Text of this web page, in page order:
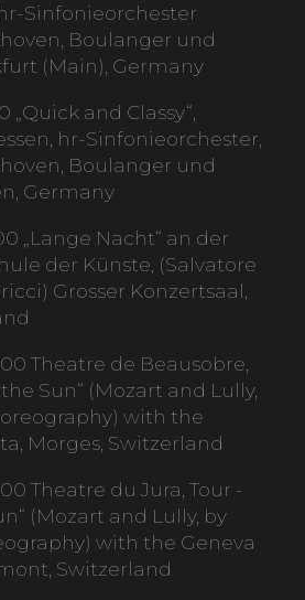
Sinfonieorchester
Boulanger und
(Main), Germany
„Quick and Classy“,
hr-Sinfonieorchester,
Boulanger und
Germany
„Lange Nacht“ an der
der Künste, (Salvatore
Grosser Konzertsaal,
Theatre de Beausobre,
Sun“ (Mozart and Lully,
with the
Morges, Switzerland
Theatre du Jura, Tour -
(Mozart and Lully, by
with the Geneva
Switzerland